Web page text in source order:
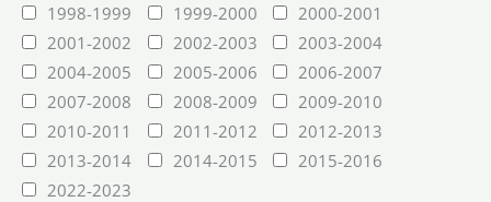
1998-1999
1999-2000
2000-2001
2001-2002
2002-2003
2003-2004
2004-2005
2005-2006
2006-2007
2007-2008
2008-2009
2009-2010
2010-2011
2011-2012
2012-2013
2013-2014
2014-2015
2015-2016
2022-2023